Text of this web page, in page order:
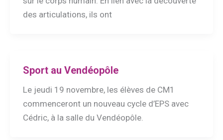
des articulations, ils ont
Sport au Vendéopôle
Le jeudi 19 novembre, les élèves de CM1
commenceront un nouveau cycle d’EPS avec
Cédric, à la salle du Vendéopôle.